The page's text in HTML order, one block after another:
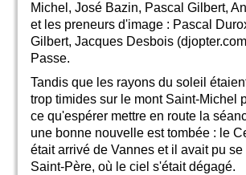
Michel, José Bazin, Pascal Gilbert,
et les preneurs d'image : Pascal
Gilbert, Jacques Desbois
Passe.
Tandis que les rayons du soleil
trop timides sur le mont Saint-Michel
ce qu'espérer mettre en route la
une bonne nouvelle est tombée : le
était arrivé de Vannes et il avait pu
Saint-Père, où le ciel s'était dégagé.